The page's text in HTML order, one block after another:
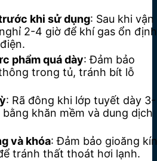
khi sử dụng: Sau khi vận
2-4 giờ để khí gas ổn định
phẩm quá dày: Đảm bảo
trong tủ, tránh bít lỗ
: Rã đông khi lớp tuyết dày 3-
bằng khăn mềm và dung dịch
và khóa: Đảm bảo gioăng
tránh thất thoát hơi lạnh.